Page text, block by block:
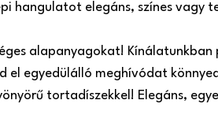
hangulatot elegáns, színes
alapanyagokat!
el egyedülálló meghívódat
tortadíszekkel! Elegáns,